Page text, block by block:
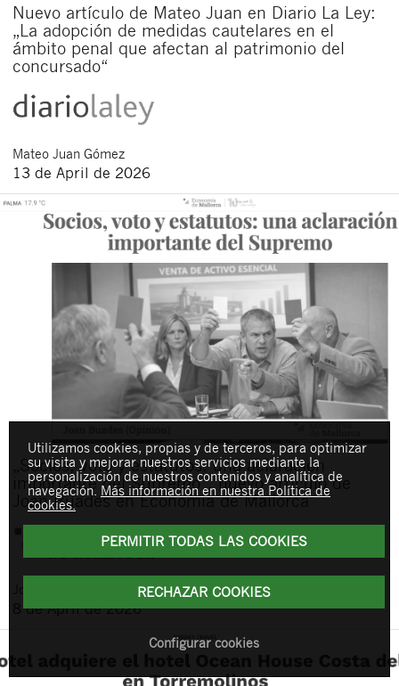
Nuevo artículo de Mateo Juan en Diario La Ley:
„La adopción de medidas cautelares en el
ámbito penal que afectan al patrimonio del
concursado“
Mateo Juan Gómez
13 de April de 2026
„Socios, voto y estatutos: una aclaración
importante del Supremo“, nuevo artículo de
Joan Buades en Economía de Mallorca
8 de April de 2026
Utilizamos cookies, propias y de terceros, para optimizar
su visita y mejorar nuestros servicios mediante la
personalización de nuestros contenidos y analítica de
navegación. Más información en nuestra Política de
cookies.
PERMITIR TODAS LAS COOKIES
RECHAZAR COOKIES
Configurar cookies